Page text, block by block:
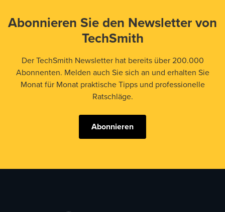
Abonnieren Sie den Newsletter von
TechSmith
Der TechSmith Newsletter hat bereits über 200.000
Abonnenten. Melden auch Sie sich an und erhalten Sie
Monat für Monat praktische Tipps und professionelle
Ratschläge.
Abonnieren